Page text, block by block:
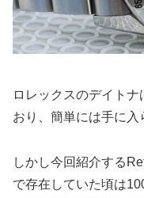
ロレックスのデイト
おり、簡単には手に入
しかし今回紹介する
で存在していた頃は